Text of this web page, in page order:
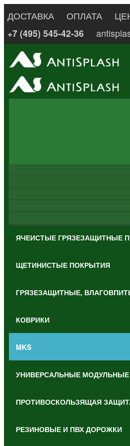
ДОСТАВКА ОПЛАТА
+7 (495) 545-42-36
ЯЧЕИСТЫЕ ГРЯЗЕЗАЩИТНЫЕ
ЩЕТИНИСТЫЕ ПОКРЫТИЯ
ГРЯЗЕЗАЩИТНЫЕ,
КОВРИКИ
MKS
УНИВЕРСАЛЬНЫЕ
ПРОТИВОСКОЛЬЗЯЩАЯ
РЕЗИНОВЫЕ И ПВХ ДОРОЖКИ